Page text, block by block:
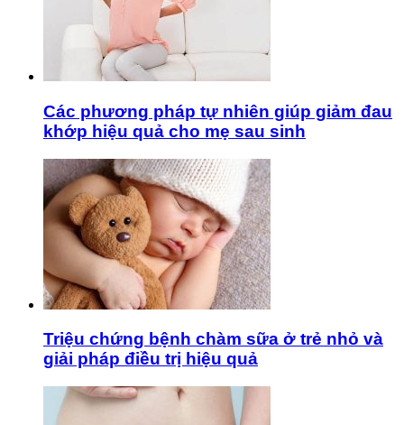
Các phương pháp tự nhiên giúp giảm đau
khớp hiệu quả cho mẹ sau sinh
Triệu chứng bệnh chàm sữa ở trẻ nhỏ và
giải pháp điều trị hiệu quả